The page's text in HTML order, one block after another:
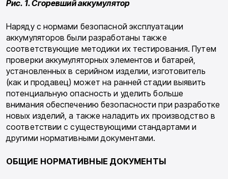
Рис. 1. Сгоревший аккумулятор
Наряду с нормами безопасной эксплуата­ции
аккумуляторов были разработаны также
соответствующие методики их тестирования. Путем
проверки аккумуляторных элементов и батарей,
установленных в серийном изделии, изготовитель
(как и продавец) может на ран­ней стадии выявить
потенциальную опасность и уделить больше
внимания обеспечению безо­пасности при разработке
новых изделий, а так­же наладить их производство в
соответствии с существующими стандартами и
другими нор­мативными документами.
ОБЩИЕ НОРМАТИВНЫЕ ДОКУМЕНТЫ